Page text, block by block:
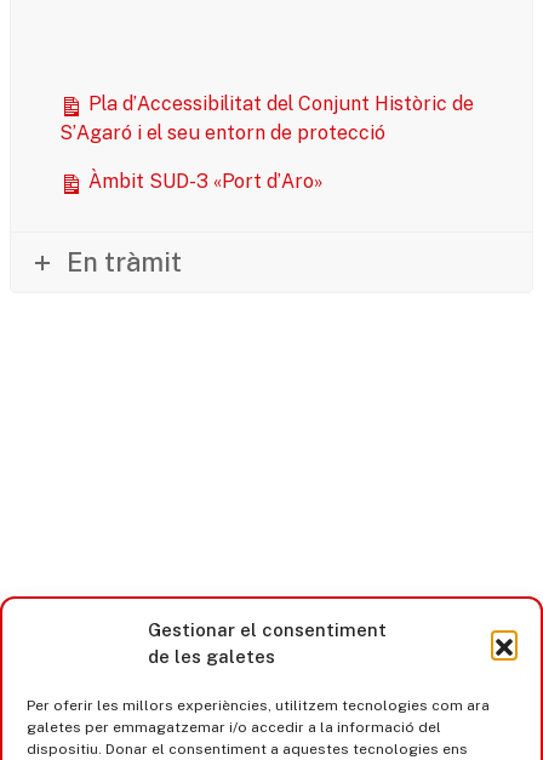
Gestionar el consentiment
de les galetes
Per oferir les millors experiències, utilitzem tecnologies com ara
galetes per emmagatzemar i/o accedir a la informació del
dispositiu. Donar el consentiment a aquestes tecnologies ens
Pla d’Accessibilitat del Conjunt Històric de
S’Agaró i el seu entorn de protecció
Àmbit SUD-3 «Port d’Aro»
En tràmit